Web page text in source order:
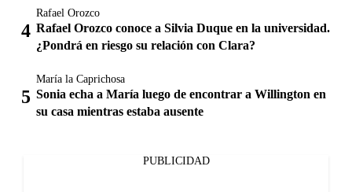
Rafael Orozco
Rafael Orozco conoce a Silvia Duque en la universidad.
¿Pondrá en riesgo su relación con Clara?
María la Caprichosa
Sonia echa a María luego de encontrar a Willington en
su casa mientras estaba ausente
PUBLICIDAD